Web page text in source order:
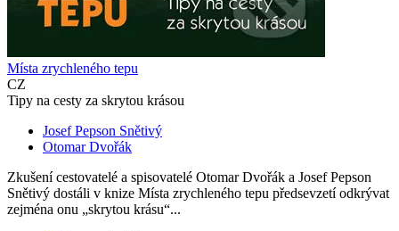
Místa zrychleného tepu
CZ
Tipy na cesty za skrytou krásou
Josef Pepson Snětivý
Otomar Dvořák
Zkušení cestovatelé a spisovatelé Otomar Dvořák a Josef Pepson
Snětivý dostáli v knize Místa zrychleného tepu předsevzetí odkrývat
zejména onu „skrytou krásu“...